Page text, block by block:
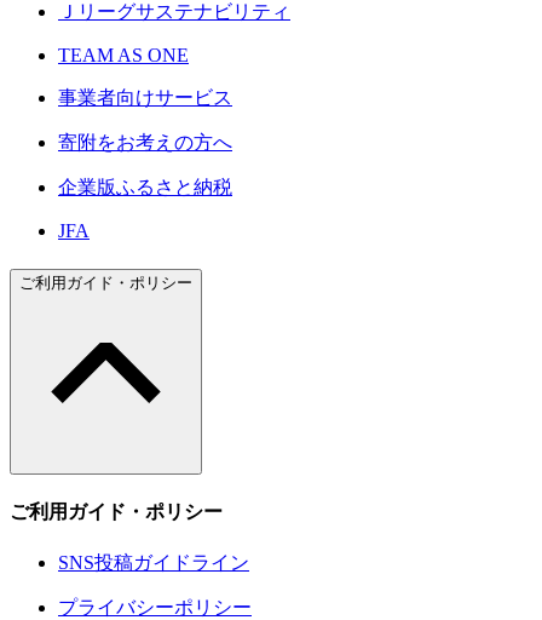
Ｊリーグサステナビリティ
TEAM AS ONE
事業者向けサービス
寄附をお考えの方へ
企業版ふるさと納税
JFA
ご利用ガイド・ポリシー
ご利用ガイド・ポリシー
SNS投稿ガイドライン
プライバシーポリシー